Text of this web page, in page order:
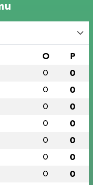
O P
0 0
0 0
0 0
0 0
0 0
0 0
0 0